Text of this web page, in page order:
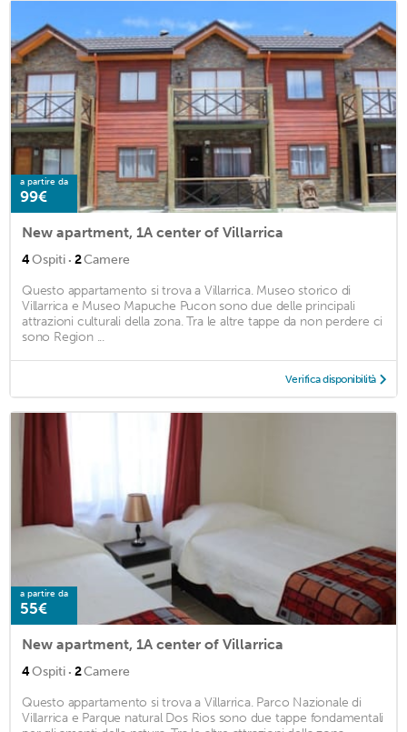
a partire da
99€
New apartment, 1A center of Villarrica
4Ospiti · 2Camere
Questo appartamento si trova a Villarrica. Museo storico di
Villarrica e Museo Mapuche Pucon sono due delle principali
attrazioni culturali della zona. Tra le altre tappe da non perdere ci
sono Region ...
Verifica disponibilità
a partire da
55€
New apartment, 1A center of Villarrica
4Ospiti · 2Camere
Questo appartamento si trova a Villarrica. Parco Nazionale di
Villarrica e Parque natural Dos Rios sono due tappe fondamentali